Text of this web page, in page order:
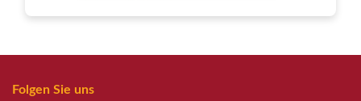
Folgen Sie uns